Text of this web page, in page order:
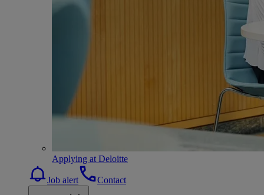
Applying at Deloitte
Job alert Contact